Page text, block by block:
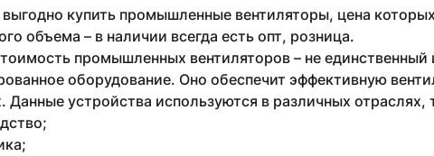
купить промышленные вентиляторы, цена
объема – в наличии всегда есть опт, розница.
промышленных вентиляторов – не
оборудование. Оно обеспечит эффективную
Данные устройства используются в различных отраслях,